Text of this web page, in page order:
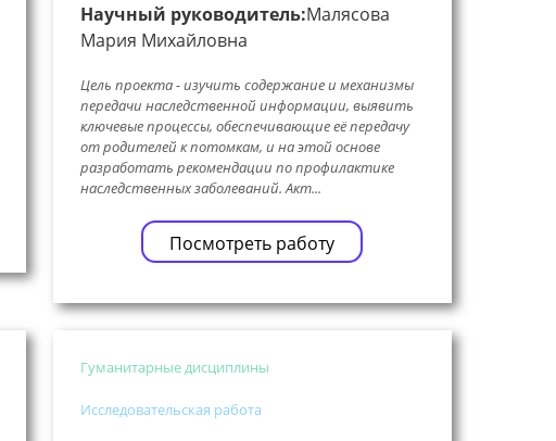
Научный руководитель:Малясова
Мария Михайловна
Цель проекта - изучить содержание и механизмы
передачи наследственной информации, выявить
ключевые процессы, обеспечивающие её передачу
от родителей к потомкам, и на этой основе
разработать рекомендации по профилактике
наследственных заболеваний. Акт...
Посмотреть работу
Гуманитарные дисциплины
Исследовательская работа